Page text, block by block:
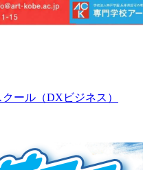
クール（DXビジネス）